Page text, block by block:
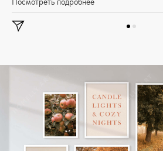
Посмотреть подробнее